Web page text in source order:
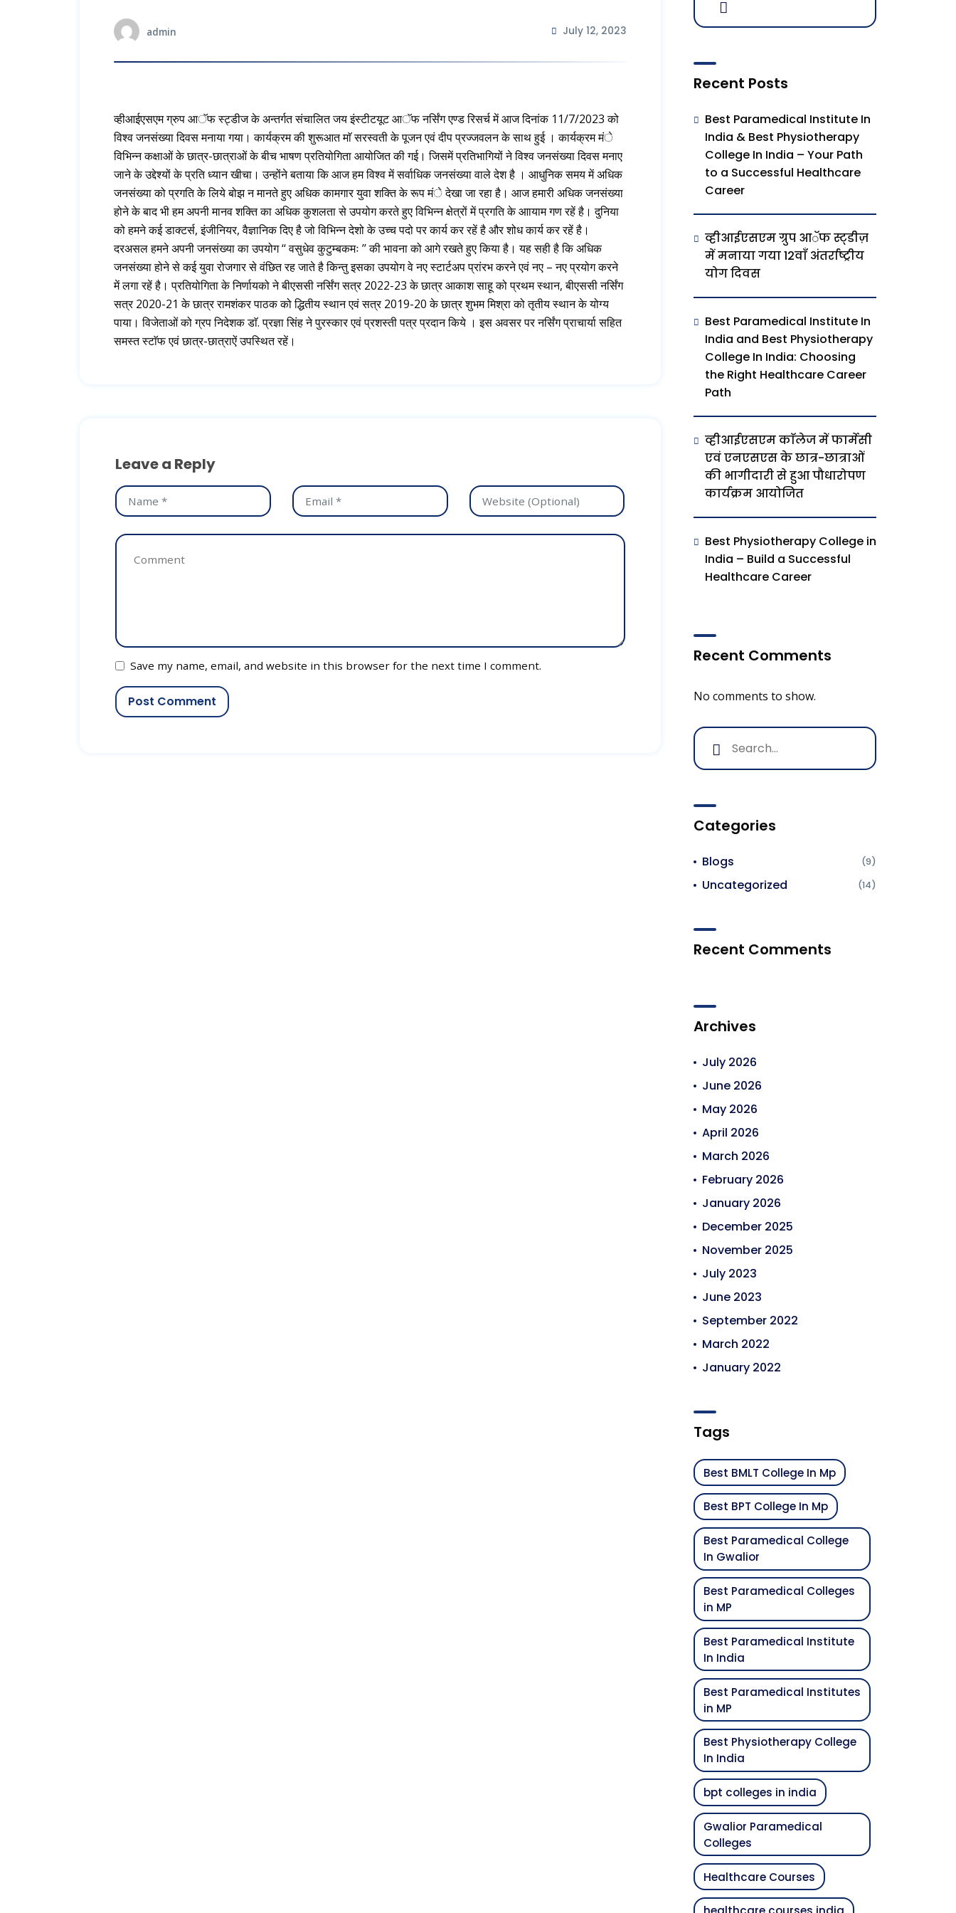
admin July 12, 2023
व्हीआईएसएम ग्रुप आॅफ स्ट्डीज के अन्तर्गत संचालित जय इंस्टीटयूट आॅफ नर्सिंग एण्ड रिसर्च में आज दिनांक 11/7/2023 को
विश्व जनसंख्या दिवस मनाया गया। कार्यक्रम की शुरूआत माॅ सरस्वती के पूजन एवं दीप प्रज्जवलन के साथ हुई । कार्यक्रम मंे
विभिन्न कक्षाओं के छात्र-छात्राओं के बीच भाषण प्रतियोगिता आयोजित की गई। जिसमें प्रतिभागियों ने विश्व जनसंख्या दिवस मनाए
जाने के उद्देश्यों के प्रति ध्यान खीचा। उन्होंने बताया कि आज हम विश्व में सर्वाधिक जनसंख्या वाले देश है । आधुनिक समय में अधिक
जनसंख्या को प्रगति के लिये बोझ न मानते हुए अधिक कामगार युवा शक्ति के रूप मंे देखा जा रहा है। आज हमारी अधिक जनसंख्या
होने के बाद भी हम अपनी मानव शक्ति का अधिक कुशलता से उपयोग करते हुए विभिन्न क्षेत्रों में प्रगति के आायाम गण रहें है। दुनिया
को हमने कई डाक्टर्स, इंजीनियर, वैज्ञानिक दिए है जो विभिन्न देशो के उच्च पदो पर कार्य कर रहें है और शोध कार्य कर रहें है।
दरअसल हमने अपनी जनसंख्या का उपयोग ‘‘ वसुधेव कुटुम्बकमः ’’ की भावना को आगे रखते हुए किया है। यह सही है कि अधिक
जनसंख्या होने से कई युवा रोजगार से वंछित रह जाते है किन्तु इसका उपयोग वे नए स्टार्टअप प्रांरभ करने एवं नए – नए प्रयोग करने
में लगा रहें है। प्रतियोगिता के निर्णायको ने बीएससी नर्सिंग सत्र 2022-23 के छात्र आकाश साहू को प्रथम स्थान, बीएससी नर्सिंग
सत्र 2020-21 के छात्र रामशंकर पाठक को द्धितीय स्थान एवं सत्र 2019-20 के छात्र शुभम मिश्रा को तृतीय स्थान के योग्य
पाया। विजेताओं को ग्रप निदेशक डाॅ. प्रज्ञा सिंह ने पुरस्कार एवं प्रशस्ती पत्र प्रदान किये । इस अवसर पर नर्सिंग प्राचार्या सहित
समस्त स्टाॅफ एवं छात्र-छात्राऐं उपस्थित रहें।
Leave a Reply
Save my name, email, and website in this browser for the next time I comment.
Post Comment
Recent Posts
Best Paramedical Institute In
India & Best Physiotherapy
College In India – Your Path
to a Successful Healthcare
Career
व्हीआईएसएम ग्रुप आॅफ स्ट्डीज़
में मनाया गया 12वाँ अंतर्राष्ट्रीय
योग दिवस
Best Paramedical Institute In
India and Best Physiotherapy
College In India: Choosing
the Right Healthcare Career
Path
व्हीआईएसएम काॅलेज में फार्मेसी
एवं एनएसएस के छात्र-छात्राओं
की भागीदारी से हुआ पौधारोपण
कार्यक्रम आयोजित
Best Physiotherapy College in
India – Build a Successful
Healthcare Career
Recent Comments
No comments to show.
Categories
Blogs (9)
Uncategorized (14)
Recent Comments
Archives
July 2026
June 2026
May 2026
April 2026
March 2026
February 2026
January 2026
December 2025
November 2025
July 2023
June 2023
September 2022
March 2022
January 2022
Tags
Best BMLT College In Mp
Best BPT College In Mp
Best Paramedical College
In Gwalior
Best Paramedical Colleges
in MP
Best Paramedical Institute
In India
Best Paramedical Institutes
in MP
Best Physiotherapy College
In India
bpt colleges in india
Gwalior Paramedical
Colleges
Healthcare Courses